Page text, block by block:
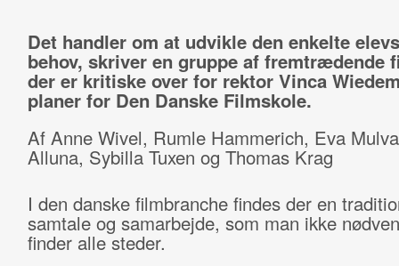
Det handler om at udvikle den enkelte
behov, skriver en gruppe af fremtrædende
der er kritiske over for rektor Vinca
planer for Den Danske Filmskole.
Af Anne Wivel, Rumle Hammerich, Eva
Alluna, Sybilla Tuxen og Thomas Krag
I den danske filmbranche findes der en
samtale og samarbejde, som man ikke
finder alle steder.